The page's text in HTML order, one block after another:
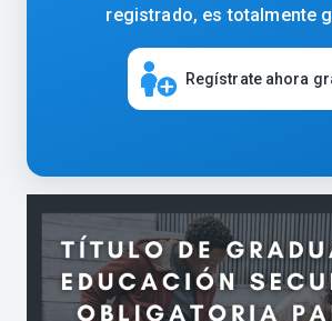
registrado, es totalmente
Regístrate ahora